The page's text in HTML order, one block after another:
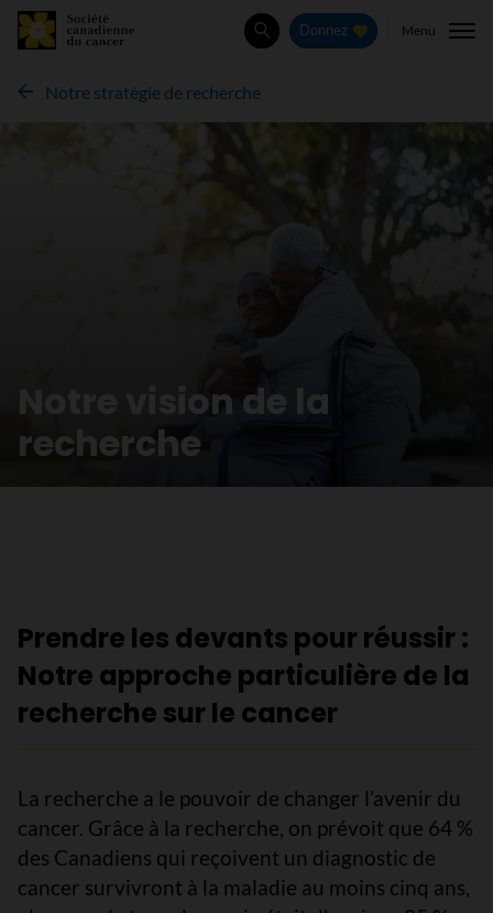
Rechercher
Donnez Menu
Notre stratégie de recherche
Notre vision de la
recherche
Prendre les devants pour réussir :
Notre approche particulière de la
recherche sur le cancer
La recherche a le pouvoir de changer l’avenir du
cancer. Grâce à la recherche, on prévoit que 64 %
des Canadiens qui reçoivent un diagnostic de
cancer survivront à la maladie au moins cinq ans,